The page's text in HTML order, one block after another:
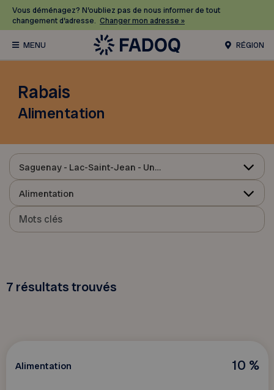
Vous déménagez? N’oubliez pas de nous informer de tout
changement d’adresse. Changer mon adresse »
RÉGION
Rabais
Alimentation
Saguenay - Lac-Saint-Jean - Ungava
Alimentation
7 résultats trouvés
10 %
Alimentation